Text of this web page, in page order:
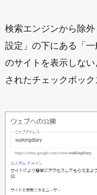
検索エンジンから除
設定」の下にある「
のサイトを表示しな
されたチェックボッ